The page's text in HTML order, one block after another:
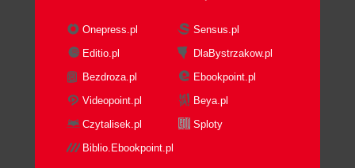
Onepress.pl
Sensus.pl
Editio.pl
DlaBystrzakow.pl
Bezdroza.pl
Ebookpoint.pl
Videopoint.pl
Beya.pl
Czytalisek.pl
Sploty
Biblio.Ebookpoint.pl